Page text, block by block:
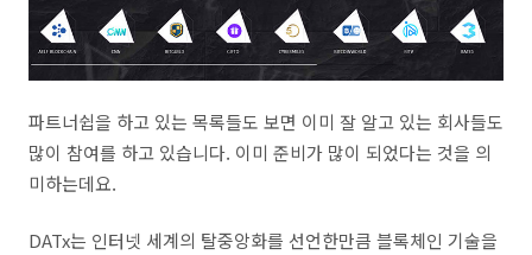
파트너쉽을 하고 있는 목록들도 보면 이미 잘 알고 있는 회사들도
많이 참여를 하고 있습니다. 이미 준비가 많이 되었다는 것을 의
미하는데요.
DATx는 인터넷 세계의 탈중앙화를 선언한만큼 블록체인 기술을